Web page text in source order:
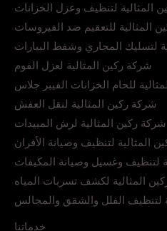
المثالية لتنظيف وعزل الخزانات
المثالية للتعقيم ضد الفيروسات
لتسليك المجاري وشفط البيارات
شركة ركين المثالية لعزل الفوم
للحام الخزانات الفيبر جلاس
شركة ركين المثالية لنقل العفش
شركة ركين المثالية لرش المبيدات
المثالية لتنظيف وصيانة الأفران
لتنظيف وغسيل وصيانة المكيفات
المثالية لكشف تسربات المياه
لتنظيف الفلل والشقق والمجالس
خدماتنا